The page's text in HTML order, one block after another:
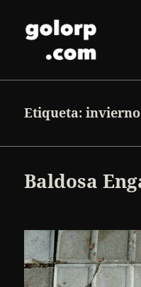
Etiqueta:invierno
Baldosa